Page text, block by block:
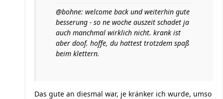
@bohne: welcome back und weiterhin gute
besserung - so ne woche auszeit schadet ja
auch manchmal wirklich nicht. krank ist
aber doof. hoffe, du hattest trotzdem spaß
beim klettern.
Das gute an diesmal war, je kränker ich wurde, umso